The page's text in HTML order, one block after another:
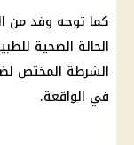
كما توجه وفد من
الحالة الصحية
الشرطة المختص
في الواقعة.